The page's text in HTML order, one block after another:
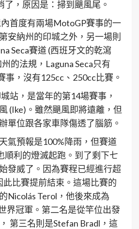
了，原因是：掃到颶風尾。
首度有兩場MotoGP賽事的一
安納州的印城之外，另一場則
Seca賽道 (西班牙文的乾瀉
的法規，Laguna Seca只有
事，沒有125cc、250cc比賽。
站，是當年的第14場賽事，
(Ike)。雖然颶風即將遠離，但
單位跟各家車隊傷透了腦筋。
氣預報是100%降雨，但賽道
順利的燈滅起跑。到了剩下七
發威了。因為賽程已經進行超
比賽提前結束。這場比賽的
Nicolás Terol，他後來成為
界冠軍。第二名是從竿位出發
第三名則是Stefan Bradl，這